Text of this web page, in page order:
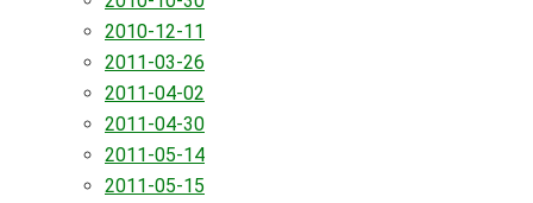
2010-12-11
2011-03-26
2011-04-02
2011-04-30
2011-05-14
2011-05-15